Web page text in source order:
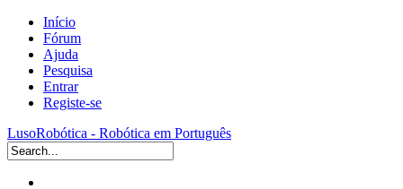
Início
Fórum
Ajuda
Pesquisa
Entrar
Registe-se
LusoRobótica - Robótica em Português